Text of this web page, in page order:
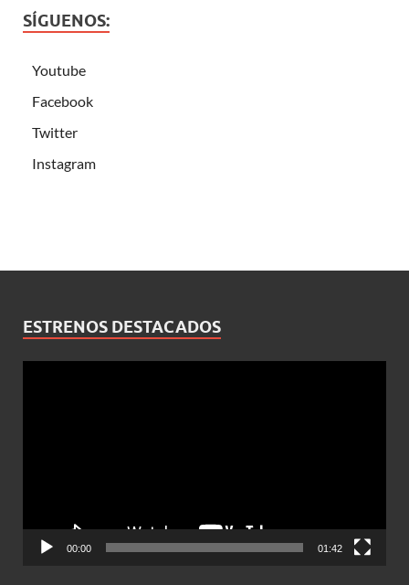
SÍGUENOS:
Youtube
Facebook
Twitter
Instagram
ESTRENOS DESTACADOS
00:00 01:42